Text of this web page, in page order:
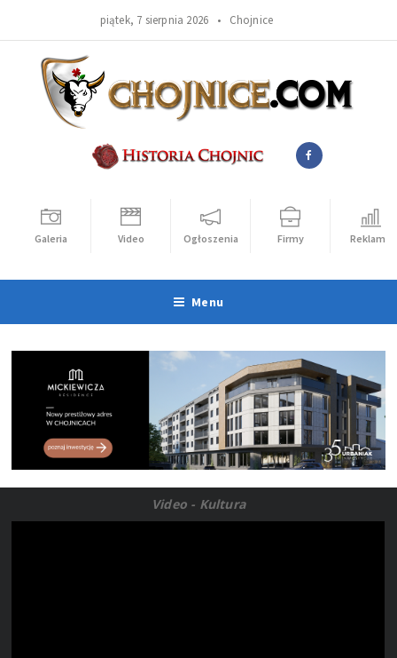
piątek, 7 sierpnia 2026 • Chojnice
Galeria Video Ogłoszenia Firmy Reklama
Menu
Video - Kultura